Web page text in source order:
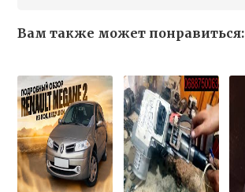
Вам также может понравиться: